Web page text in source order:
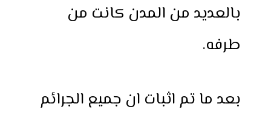
بالعديد من المدن كانت من
طرفه.
بعد ما تم اثبات ان جميع الجرائم